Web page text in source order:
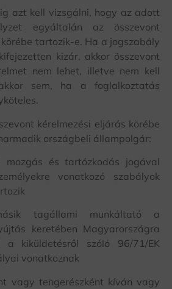
azt kell vizsgálni, hogy az adott
egyáltalán az összevont
tartozik-e. Ha a jogszabály
kizár, akkor összevont
nem lehet, illetve nem kell
sem, ha a foglalkoztatás
kérelmezési eljárás körébe
országbeli állampolgár:
és tartózkodás jogával
vonatkozó szabályok
tagállami munkáltató a
keretében Magyarországra
kiküldetésről szóló 96/71/EK
vonatkoznak
vagy tengerészként kíván vagy